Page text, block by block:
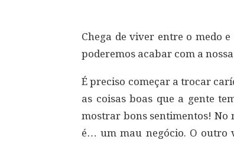
Chega de viver entre o medo
poderemos acabar com a nossa
É preciso começar a trocar
as coisas boas que a gente
mostrar bons sentimentos! No
é… um mau negócio. O outro